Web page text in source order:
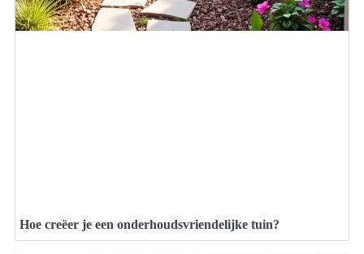
Hoe creëer je een onderhoudsvriendelijke tuin?